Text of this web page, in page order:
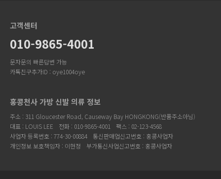
고객센터
010-9865-4001
문자문의 빠른답변 가능
카톡친구추가ID : oye1004oye
홍콩천사 가방 신발 의류 정보
주소 : 311 Gloucester Road, Causeway Bay HONGKONG(반품주소아님)
대표 : LOUIS LEE
전화 : 010-9865-4001
팩스 : 02-123-4568
사업자 등록번호 : 774-30-00884
통신판매업신고번호 : 홍콩사업자
개인정보 보호책임자 : 이현정
부가통신사업신고번호 : 홍콩사업자